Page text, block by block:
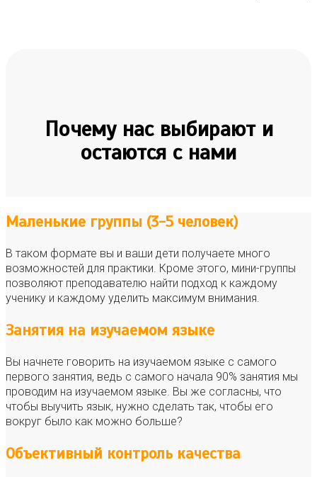
Почему нас выбирают и
остаются с нами
Маленькие группы (3-5 человек)
В таком формате вы и ваши дети получаете много
возможностей для практики. Кроме этого, мини-группы
позволяют преподавателю найти подход к каждому
ученику и каждому уделить максимум внимания.
Занятия на изучаемом языке
Вы начнете говорить на изучаемом языке с самого
первого занятия, ведь с самого начала 90% занятия мы
проводим на изучаемом языке. Вы же согласны, что
чтобы выучить язык, нужно сделать так, чтобы его
вокруг было как можно больше?
Объективный контроль качества